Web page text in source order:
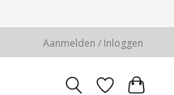
Aanmelden / Inloggen